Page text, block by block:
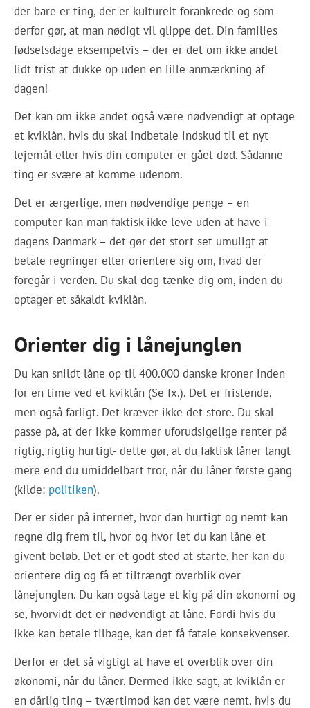
der bare er ting, der er kulturelt forankrede og som
derfor gør, at man nødigt vil glippe det. Din families
fødselsdage eksempelvis – der er det om ikke andet
lidt trist at dukke op uden en lille anmærkning af
dagen!
Det kan om ikke andet også være nødvendigt at optage
et kviklån, hvis du skal indbetale indskud til et nyt
lejemål eller hvis din computer er gået død. Sådanne
ting er svære at komme udenom.
Det er ærgerlige, men nødvendige penge – en
computer kan man faktisk ikke leve uden at have i
dagens Danmark – det gør det stort set umuligt at
betale regninger eller orientere sig om, hvad der
foregår i verden. Du skal dog tænke dig om, inden du
optager et såkaldt kviklån.
Orienter dig i lånejunglen
Du kan snildt låne op til 400.000 danske kroner inden
for en time ved et kviklån (Se fx.). Det er fristende,
men også farligt. Det kræver ikke det store. Du skal
passe på, at der ikke kommer uforudsigelige renter på
rigtig, rigtig hurtigt- dette gør, at du faktisk låner langt
mere end du umiddelbart tror, når du låner første gang
(kilde: politiken).
Der er sider på internet, hvor dan hurtigt og nemt kan
regne dig frem til, hvor og hvor let du kan låne et
givent beløb. Det er et godt sted at starte, her kan du
orientere dig og få et tiltrængt overblik over
lånejunglen. Du kan også tage et kig på din økonomi og
se, hvorvidt det er nødvendigt at låne. Fordi hvis du
ikke kan betale tilbage, kan det få fatale konsekvenser.
Derfor er det så vigtigt at have et overblik over din
økonomi, når du låner. Dermed ikke sagt, at kviklån er
en dårlig ting – tværtimod kan det være nemt, hvis du